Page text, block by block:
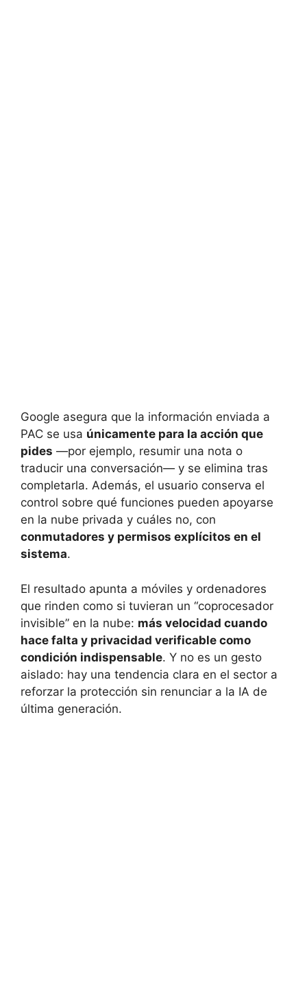
Google asegura que la información enviada a
PAC se usa únicamente para la acción que
pides —por ejemplo, resumir una nota o
traducir una conversación— y se elimina tras
completarla. Además, el usuario conserva el
control sobre qué funciones pueden apoyarse
en la nube privada y cuáles no, con
conmutadores y permisos explícitos en el
sistema.
El resultado apunta a móviles y ordenadores
que rinden como si tuvieran un “coprocesador
invisible” en la nube: más velocidad cuando
hace falta y privacidad verificable como
condición indispensable. Y no es un gesto
aislado: hay una tendencia clara en el sector a
reforzar la protección sin renunciar a la IA de
última generación.